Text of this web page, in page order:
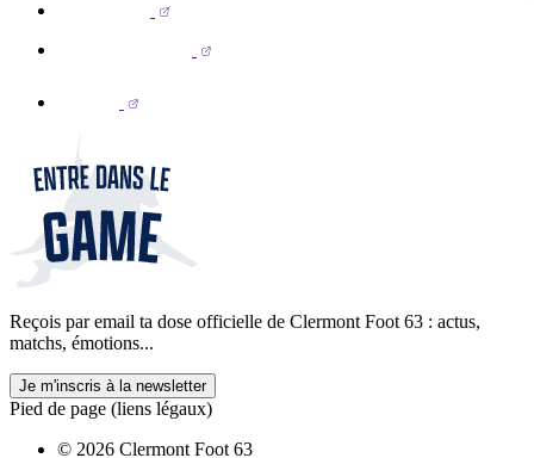
Reçois par email ta dose officielle de Clermont Foot 63 : actus,
matchs, émotions...
Je m'inscris à la newsletter
Pied de page (liens légaux)
© 2026 Clermont Foot 63